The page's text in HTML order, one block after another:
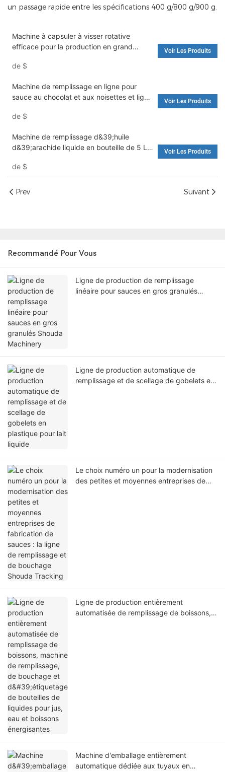
un passage rapide entre les spécifications 400 g/800 g/900 g.
Machine à capsuler à visser rotative
efficace pour la production en grand
à riz
de $
Voir Les Produits
Machine de remplissage en ligne pour
sauce au chocolat et aux noisettes et ligne
de remplissage d'eau et machine à laver
de $
Voir Les Produits
Machine de remplissage d&39;huile
d&39;arachide liquide en bouteille de 5 L
- machine de remplissage d&39;eau et
machine à laver
de $
Voir Les Produits
Prev Suivant
Recommandé Pour Vous
Ligne de production de remplissage
linéaire pour sauces en gros granulés
Ligne de production automatique de
remplissage et de scellage de gobelets en
Le choix numéro un pour la modernisation
des petites et moyennes entreprises de
Ligne de production entièrement
automatisée de remplissage de boissons,
Machine d'emballage entièrement
automatique dédiée aux tuyaux en